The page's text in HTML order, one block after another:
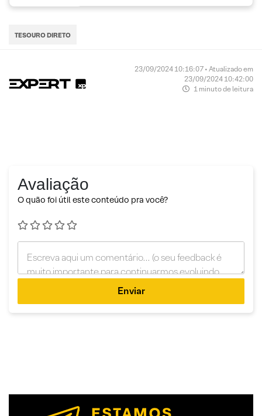
TESOURO DIRETO
23/09/2024 10:16:07 • Atualizado em
23/09/2024 10:42:00
1 minuto de leitura
Avaliação
O quão foi útil este conteúdo pra você?
Enviar